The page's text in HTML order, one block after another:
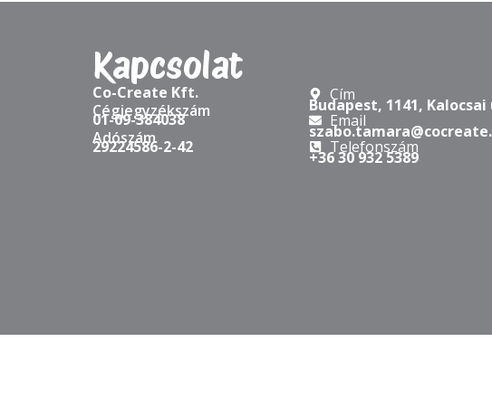
Kapcsolat
Co-Create Kft.
Cégjegyzékszám
01-09-384038
Adószám
29224586-2-42
Cím
Budapest, 1141, Kalocsai
Email
Telefonszám
+36 30 932 5389